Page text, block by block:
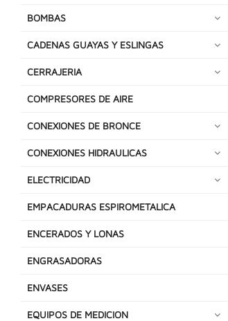
BOMBAS
CADENAS GUAYAS Y ESLINGAS
CERRAJERIA
COMPRESORES DE AIRE
CONEXIONES DE BRONCE
CONEXIONES HIDRAULICAS
ELECTRICIDAD
EMPACADURAS ESPIROMETALICA
ENCERADOS Y LONAS
ENGRASADORAS
ENVASES
EQUIPOS DE MEDICION